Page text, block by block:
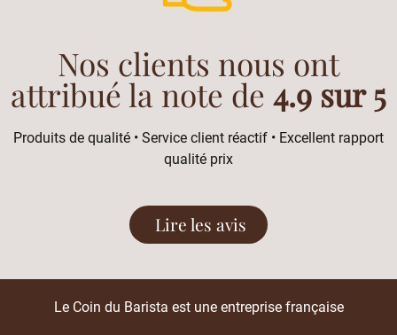
Nos clients nous ont
attribué la note de 4.9 sur 5
Produits de qualité • Service client réactif • Excellent rapport
qualité prix
Lire les avis
Le Coin du Barista est une entreprise française